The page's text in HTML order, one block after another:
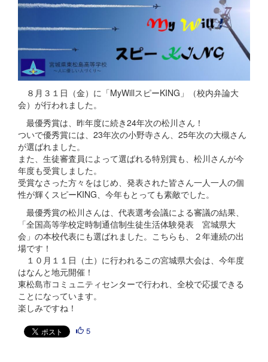
８月３１日（金）に「MyWillスピーKING」（校内弁論大
会）が行われました。
最優秀賞は、昨年度に続き24年次の松川さん！
ついで優秀賞には、23年次の小野寺さん、25年次の大槻さん
が選ばれました。
また、生徒審査員によって選ばれる特別賞も、松川さんが今
年度も受賞しました。
受賞なさった方々をはじめ、発表された皆さん一人一人の個
性が輝くスピーKING、今年もとっても素敵でした。
最優秀賞の松川さんは、代表選考会議による審議の結果、
「全国高等学校定時制通信制生徒生活体験発表 宮城県大
会」の本校代表にも選ばれました。こちらも、２年連続の出
場です！
１０月１１日（土）に行われるこの宮城県大会は、今年度
はなんと地元開催！
東松島市コミュニティセンターで行われ、全校で応援できる
ことになっています。
楽しみですね！
5